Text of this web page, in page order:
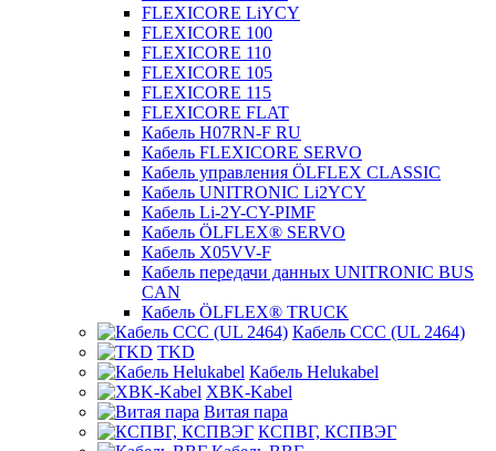
FLEXICORE LiYCY
FLEXICORE 100
FLEXICORE 110
FLEXICORE 105
FLEXICORE 115
FLEXICORE FLAT
Кабель H07RN-F RU
Кабель FLEXICORE SERVO
Кабель управления ÖLFLEX CLASSIC
Кабель UNITRONIC Li2YCY
Кабель Li-2Y-CY-PIMF
Кабель ÖLFLEX® SERVO
Кабель X05VV-F
Кабель передачи данных UNITRONIC BUS
CAN
Кабель ÖLFLEX® TRUCK
Кабель CCC (UL 2464)
TKD
Кабель Helukabel
XBK-Kabel
Витая пара
КСПВГ, КСПВЭГ